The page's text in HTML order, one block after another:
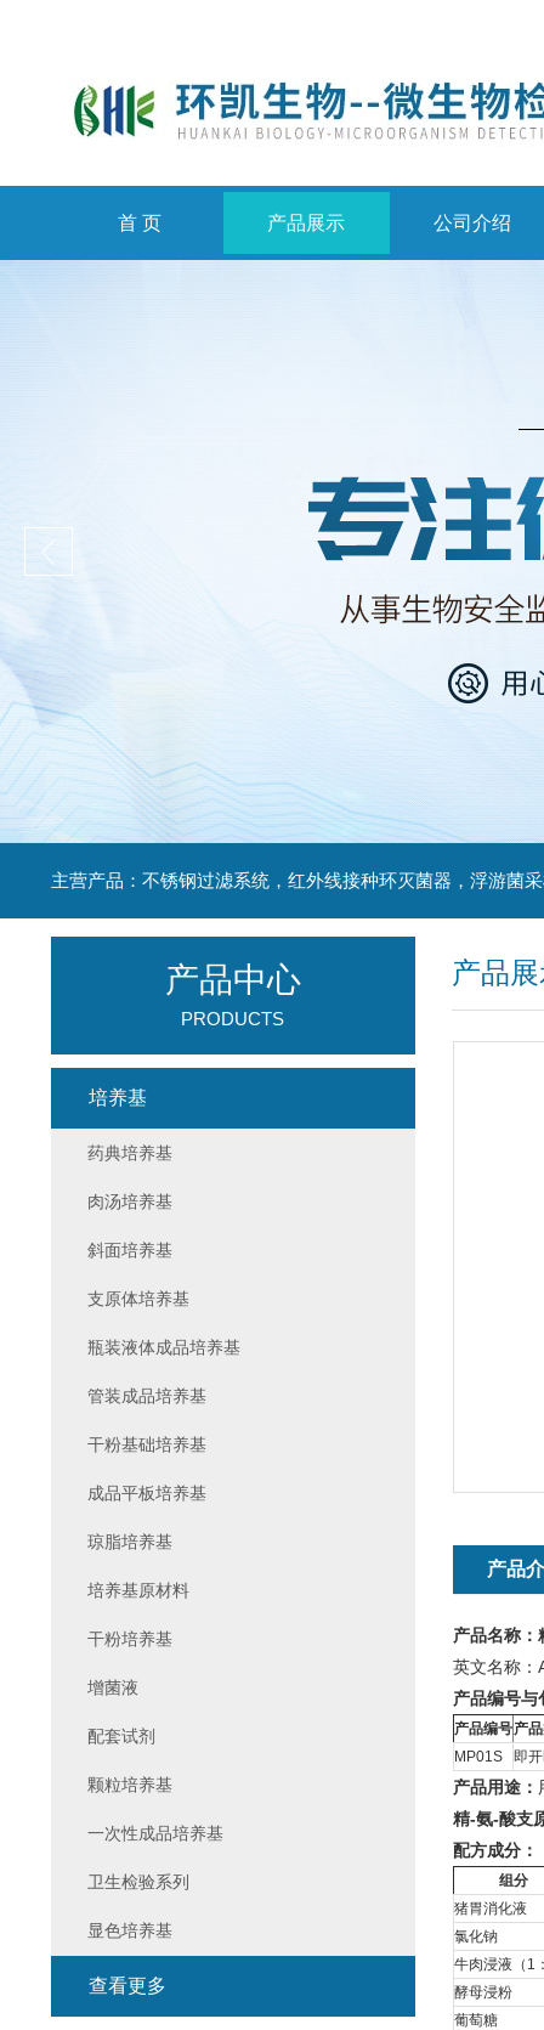
首 页 产品展示 公司介绍
产品
产品
产品名称：
英文名称：
产品编号与
产品编号产
MP01S
即
产品用途：
精-氨-酸支
配方成分：
组分
猪胃消化液
氯化钠
牛肉浸液（1
酵母浸粉
葡萄糖
产品中心
PRODUCTS
培养基
药典培养基
肉汤培养基
斜面培养基
支原体培养基
瓶装液体成品培养基
管装成品培养基
干粉基础培养基
成品平板培养基
琼脂培养基
培养基原材料
干粉培养基
增菌液
配套试剂
颗粒培养基
一次性成品培养基
卫生检验系列
显色培养基
查看更多